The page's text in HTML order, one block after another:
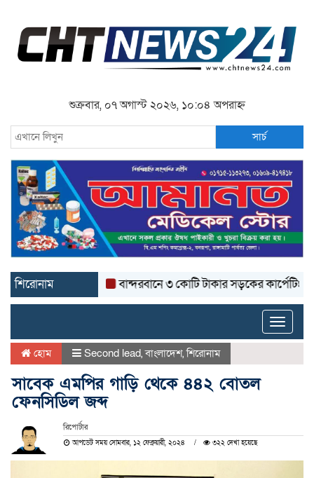
শুক্রবার, ০৭ অগাস্ট ২০২৬, ১০:০৪ অপরাহ্ন
সার্চ
শিরোনাম বান্দরবানে ৩ কোটি টাকার সড়কের কার্পেটিং উঠে
Toggle
হোম Second lead,বাংলাদেশ,শিরোনাম
সাবেক এমপির গাড়ি থেকে ৪৪২ বোতল
ফেনসিডিল জব্দ
রিপোর্টার
আপডেট সময় সোমবার, ১২ ফেব্রুয়ারী, ২০২৪ ৩২২ দেখা হয়েছে